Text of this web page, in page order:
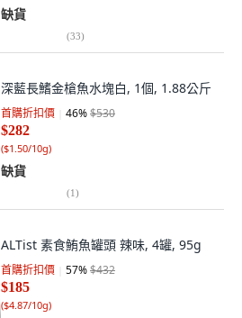
缺貨
(33)
深藍長鰭金槍魚水塊白, 1個, 1.88公斤
首購折扣價 46%$530
$282
($1.50/10g)
缺貨
(1)
ALTist 素食鮪魚罐頭 辣味, 4罐, 95g
首購折扣價 57%$432
$185
($4.87/10g)